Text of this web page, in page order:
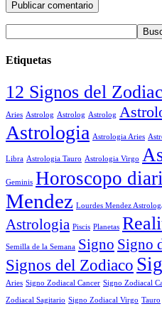
Etiquetas
12 Signos del
Aries Astrolog Astrolog Astrolog
Astrologia Astrologia Aries
Libra Astrologia Tauro Astrologia Virgo
Geminis Horoscopo
Mendez Lourdes Mendez
Astrologia Piscis Planetas
Semilla de la Semana Signo Signo
Signos del Zodiaco
Aries Signo Zodiacal Cancer Signo Zodiacal
Zodiacal Sagitario Signo Zodiacal Virgo Tauro